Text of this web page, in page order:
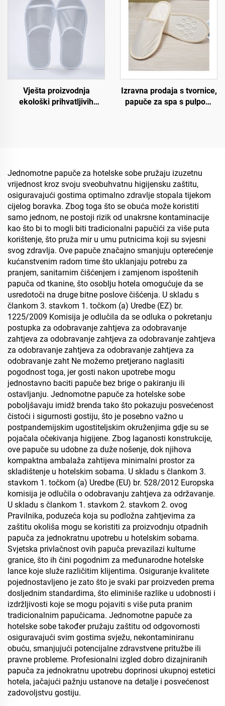
hotela
Vješta proizvodnja
ekološki prihvatljivih
Izravna prodaja s tvornice,
papuče za spa s pulpom
Jednomotne papuče za hotelske sobe pružaju izuzetnu
vrijednost kroz svoju sveobuhvatnu higijensku zaštitu,
osiguravajući gostima optimalno zdravlje stopala tijekom
cijelog boravka. Zbog toga što se obuća može koristiti
samo jednom, ne postoji rizik od unakrsne kontaminacije
kao što bi to mogli biti tradicionalni papučići za više puta
korištenje, što pruža mir u umu putnicima koji su svjesni
svog zdravlja. Ove papuče značajno smanjuju opterećenje
kućanstvenim radom time što uklanjaju potrebu za
pranjem, sanitarnim čišćenjem i zamjenom ispoštenih
papuča od tkanine, što osoblju hotela omogućuje da se
usredotoči na druge bitne poslove čišćenja. U skladu s
člankom 3. stavkom 1. točkom (a) Uredbe (EZ) br.
1225/2009 Komisija je odlučila da se odluka o pokretanju
postupka za odobravanje zahtjeva za odobravanje
zahtjeva za odobravanje zahtjeva za odobravanje zahtjeva
za odobravanje zahtjeva za odobravanje zahtjeva za
odobravanje zaht Ne možemo pretjerano naglasiti
pogodnost toga, jer gosti nakon upotrebe mogu
jednostavno baciti papuče bez brige o pakiranju ili
ostavljanju. Jednomotne papuče za hotelske sobe
poboljšavaju imidž brenda tako što pokazuju posvećenost
čistoći i sigurnosti gostiju, što je posebno važno u
postpandemijskim ugostiteljskim okruženjima gdje su se
pojačala očekivanja higijene. Zbog laganosti konstrukcije,
ove papuče su udobne za duže nošenje, dok njihova
kompaktna ambalaža zahtijeva minimalni prostor za
skladištenje u hotelskim sobama. U skladu s člankom 3.
stavkom 1. točkom (a) Uredbe (EU) br. 528/2012 Europska
komisija je odlučila o odobravanju zahtjeva za održavanje.
U skladu s člankom 1. stavkom 2. stavkom 2. ovog
Pravilnika, poduzeća koja su podložna zahtjevima za
zaštitu okoliša mogu se koristiti za proizvodnju otpadnih
papuča za jednokratnu upotrebu u hotelskim sobama.
Svjetska privlačnost ovih papuča prevazilazi kulturne
granice, što ih čini pogodnim za međunarodne hotelske
lance koje služe različitim klijentima. Osiguranje kvalitete
pojednostavljeno je zato što je svaki par proizveden prema
dosljednim standardima, što eliminiše razlike u udobnosti i
izdržljivosti koje se mogu pojaviti s više puta pranim
tradicionalnim papučicama. Jednomotne papuče za
hotelske sobe također pružaju zaštitu od odgovornosti
osiguravajući svim gostima svježu, nekontaminiranu
obuću, smanjujući potencijalne zdravstvene pritužbe ili
pravne probleme. Profesionalni izgled dobro dizajniranih
papuča za jednokratnu upotrebu doprinosi ukupnoj estetici
hotela, jačajući pažnju ustanove na detalje i posvećenost
zadovoljstvu gostiju.